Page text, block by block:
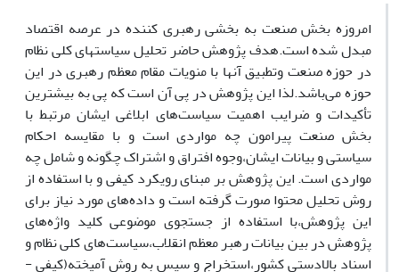
امروزه بخش صنعت به بخشی رهبری کننده در عرصه اقتصاد
مبدل شده است.هدف پژوهش حاضر تحلیل سیاستهای کلی نظام
در حوزه صنعت وتطبیق آنها با منویات مقام معظم رهبری در این
حوزه می‌باشد.لذا این پژوهش در پی آن است که پی به بیشترین
تأکیدات و ضرایب اهمیت سیاست‌های ابلاغی ایشان مرتبط با
بخش صنعت پیرامون چه مواردی است و با مقایسه احکام
سیاستی و بیانات ایشان،وجوه افتراق و اشتراک چگونه و شامل چه
مواردی است. این پژوهش بر مبنای رویکرد کیفی و با استفاده از
روش تحلیل محتوا صورت گرفته است و داده‌های مورد نیاز برای
این پژوهش،با استفاده از جستجوی موضوعی کلید واژه‌های
پژوهش در بین بیانات رهبر معظم انقلاب،سیاست‌های کلی نظام و
اسناد بالادستی کشور،استخراج و سپس به روش آمیخته(کیفی -